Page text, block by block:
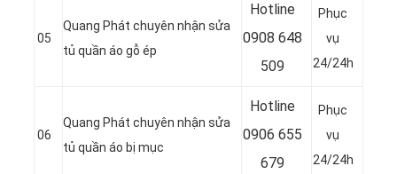
05
Quang Phát chuyên nhận sửa
tủ quần áo gỗ ép
Hotline
0908 648
509
Phục
vụ
24/24h
06
Quang Phát chuyên nhận sửa
tủ quần áo bị mục
Hotline
0906 655
679
Phục
vụ
24/24h